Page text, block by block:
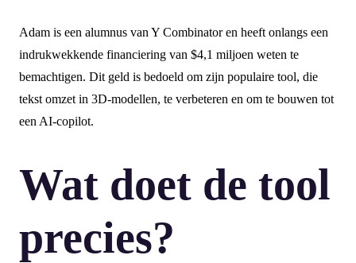
Adam is een alumnus van Y Combinator en heeft onlangs een
indrukwekkende financiering van $4,1 miljoen weten te
bemachtigen. Dit geld is bedoeld om zijn populaire tool, die
tekst omzet in 3D-modellen, te verbeteren en om te bouwen tot
een AI-copilot.
Wat doet de tool
precies?